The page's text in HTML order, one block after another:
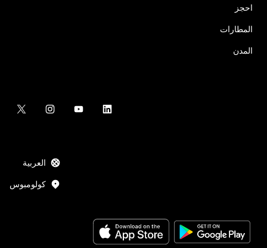
احجز
المطارات
المدن
العربية
كولومبوس